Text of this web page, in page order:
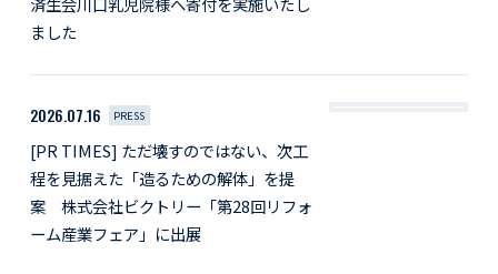
ました
2026.07.16 PRESS
[PR TIMES] ただ壊すのではない、次工
程を見据えた「造るための解体」を提
案 株式会社ビクトリー「第28回リフォ
ーム産業フェア」に出展